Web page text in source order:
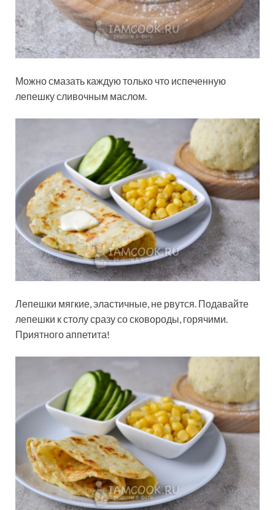
Можно смазать каждую только что испеченную
лепешку сливочным маслом.
Лепешки мягкие, эластичные, не рвутся. Подавайте
лепешки к столу сразу со сковороды, горячими.
Приятного аппетита!